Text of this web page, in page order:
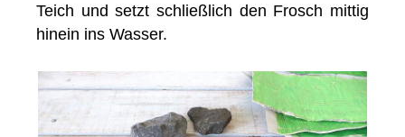
Teich und setzt schließlich den Frosch mittig
hinein ins Wasser.